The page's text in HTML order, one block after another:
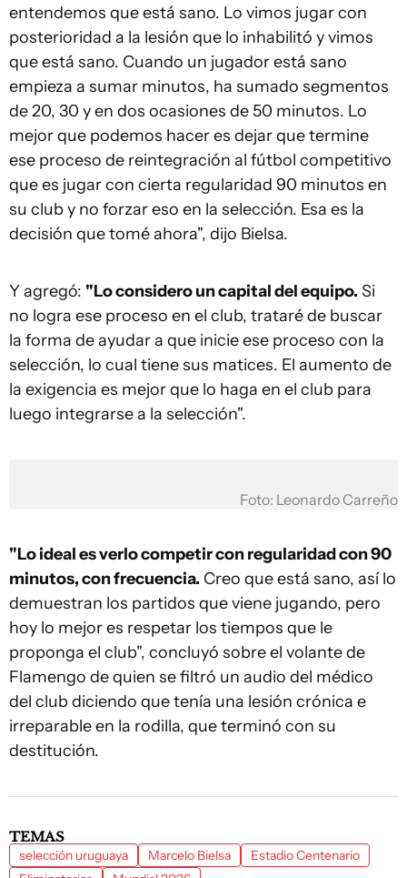
entendemos que está sano. Lo vimos jugar con
posterioridad a la lesión que lo inhabilitó y vimos
que está sano. Cuando un jugador está sano
empieza a sumar minutos, ha sumado segmentos
de 20, 30 y en dos ocasiones de 50 minutos. Lo
mejor que podemos hacer es dejar que termine
ese proceso de reintegración al fútbol competitivo
que es jugar con cierta regularidad 90 minutos en
su club y no forzar eso en la selección. Esa es la
decisión que tomé ahora", dijo Bielsa.
Y agregó: "Lo considero un capital del equipo. Si
no logra ese proceso en el club, trataré de buscar
la forma de ayudar a que inicie ese proceso con la
selección, lo cual tiene sus matices. El aumento de
la exigencia es mejor que lo haga en el club para
luego integrarse a la selección".
Foto: Leonardo Carreño
"Lo ideal es verlo competir con regularidad con 90
minutos, con frecuencia. Creo que está sano, así lo
demuestran los partidos que viene jugando, pero
hoy lo mejor es respetar los tiempos que le
proponga el club", concluyó sobre el volante de
Flamengo de quien se filtró un audio del médico
del club diciendo que tenía una lesión crónica e
irreparable en la rodilla, que terminó con su
destitución.
TEMAS
selección uruguaya Marcelo Bielsa
Estadio Centenario